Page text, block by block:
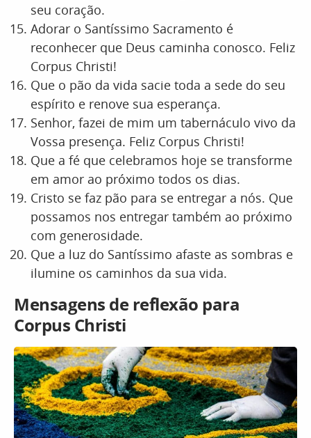
seu coração.
Adorar o Santíssimo Sacramento é
reconhecer que Deus caminha conosco. Feliz
Corpus Christi!
Que o pão da vida sacie toda a sede do seu
espírito e renove sua esperança.
Senhor, fazei de mim um tabernáculo vivo da
Vossa presença. Feliz Corpus Christi!
Que a fé que celebramos hoje se transforme
em amor ao próximo todos os dias.
Cristo se faz pão para se entregar a nós. Que
possamos nos entregar também ao próximo
com generosidade.
Que a luz do Santíssimo afaste as sombras e
ilumine os caminhos da sua vida.
Mensagens de reflexão para
Corpus Christi